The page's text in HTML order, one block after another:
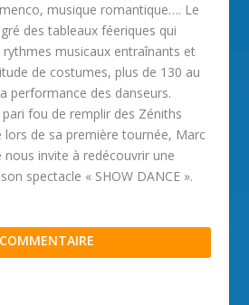
musique romantique…. Le
des tableaux féeriques qui
rythmes musicaux entraînants et
de costumes, plus de 130 au
performance des danseurs.
fou de remplir des Zéniths
lors de sa première tournée, Marc
invite à redécouvrir une
spectacle « SHOW DANCE ».
COMMENTAIRE